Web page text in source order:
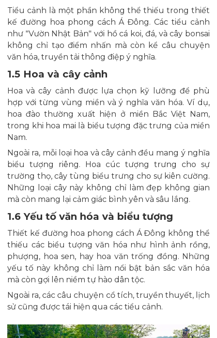
Tiểu cảnh là một phần không thể thiếu trong thiết
kế đường hoa phong cách Á Đông. Các tiểu cảnh
như "Vườn Nhật Bản" với hồ cá koi, đá, và cây bonsai
không chỉ tạo điểm nhấn mà còn kể câu chuyện
văn hóa, truyền tải thông điệp ý nghĩa.
1.5 Hoa và cây cảnh
Hoa và cây cảnh được lựa chọn kỹ lưỡng để phù
hợp với từng vùng miền và ý nghĩa văn hóa. Ví dụ,
hoa đào thường xuất hiện ở miền Bắc Việt Nam,
trong khi hoa mai là biểu tượng đặc trưng của miền
Nam.
Ngoài ra, mỗi loại hoa và cây cảnh đều mang ý nghĩa
biểu tượng riêng. Hoa cúc tượng trưng cho sự
trường thọ, cây tùng biểu trưng cho sự kiên cường.
Những loại cây này không chỉ làm đẹp không gian
mà còn mang lại cảm giác bình yên và sâu lắng.
1.6 Yếu tố văn hóa và biểu tượng
Thiết kế đường hoa phong cách Á Đông không thể
thiếu các biểu tượng văn hóa như hình ảnh rồng,
phượng, hoa sen, hay hoa văn trống đồng. Những
yếu tố này không chỉ làm nổi bật bản sắc văn hóa
mà còn gợi lên niềm tự hào dân tộc.
Ngoài ra, các câu chuyện cổ tích, truyền thuyết, lịch
sử cũng được tái hiện qua các tiểu cảnh.